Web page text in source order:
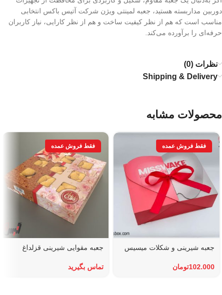
دوربین مداربسته هستید، جعبه لمینتی ویژن شرکت آتیس باکس انتخابی
مناسب است که هم از نظر کیفیت ساخت و هم از نظر کارایی، نیاز کاربران
حرفه‌ای را برآورده می‌کند.
نظرات (0)
Shipping & Delivery
محصولات مشابه
جعبه شیرینی و شکلات میسیس
102.000تومان
جعبه مقوایی شیرینی قزلداغ
تماس بگیرید